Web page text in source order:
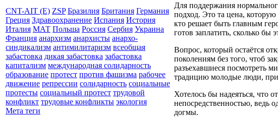
CNT-AIT (E) ZSP Бразилия Британия Германия
Греция Здравоохранение Испания История
Италия МАТ Польша Россия Сербия Украина
Франция анархизм анархисты анархо-
синдикализм антимилитаризм всеобщая
забастовка дикая забастовка забастовка
капитализм международная солидарность
образование протест против фашизма рабочее
движение репрессии солидарность социальные
протесты социальный протест трудовой
конфликт трудовые конфликты экология
Мета теги
Для поддержания
подход. Это та цена,
кто решает быть главным
готов заплатить, сколько бы
Вопрос, который остаётся
поколениям без того, чтоб
разъехавшиеся посмотреть
традицию молодые люди,
Хотелось бы надеяться, что
непосредственностью, ведь
догмы.